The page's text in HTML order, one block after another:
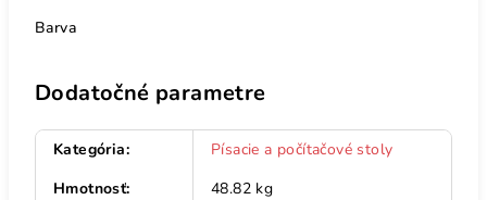
Barva
Dodatočné parametre
Kategória:
Písacie a počítačové stoly
Hmotnosť:
48.82 kg